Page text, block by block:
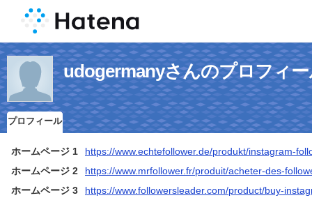
udogermanyさんのプロフィ
プロフィール
ホームページ 1
https://www.echtefollower.de/produkt/instagram-
ホームページ 2
https://www.mrfollower.fr/produit/acheter-des-
ホームページ 3
https://www.followersleader.com/product/buy-